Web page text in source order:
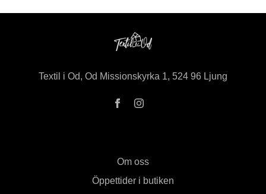
Textil i Od, Od Missionskyrka 1, 524 96 Ljung
Om oss
Öppettider i butiken